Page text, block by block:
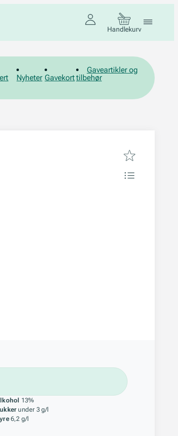
Handlekurv
Nyheter Gavekort
Gaveartikler og
tilbehør
13%
under 3 g/l
6,2 g/l